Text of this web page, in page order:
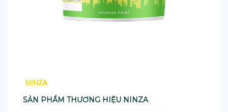
NINZA
SẢN PHẨM THƯƠNG HIỆU NINZA